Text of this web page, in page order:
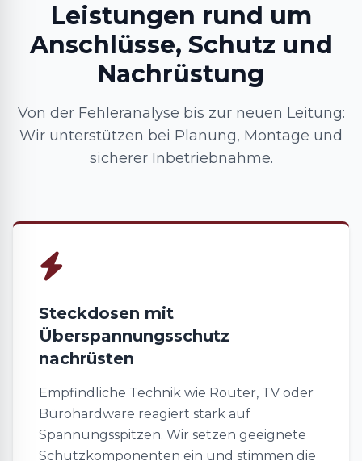
Leistungen rund um
Anschlüsse, Schutz und
Nachrüstung
Von der Fehleranalyse bis zur neuen Leitung:
Wir unterstützen bei Planung, Montage und
sicherer Inbetriebnahme.
Steckdosen mit
Überspannungsschutz
nachrüsten
Empfindliche Technik wie Router, TV oder
Bürohardware reagiert stark auf
Spannungsspitzen. Wir setzen geeignete
Schutzkomponenten ein und stimmen die